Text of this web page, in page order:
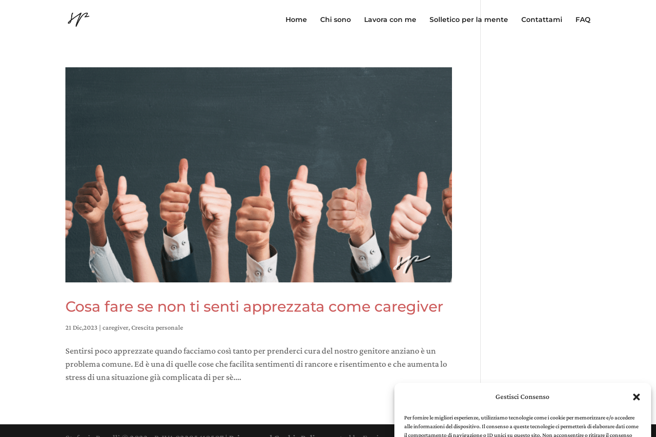
Gestisci Consenso
Per fornire le migliori esperienze, utilizziamo tecnologie come i cookie per memorizzare e/o accedere
alle informazioni del dispositivo. Il consenso a queste tecnologie ci permetterà di elaborare dati come
il comportamento di navigazione o ID unici su questo sito. Non acconsentire o ritirare il consenso
Home Chi sono Lavora con me Solletico per la mente Contattami FAQ
Cosa fare se non ti senti apprezzata come caregiver
21 Dic,2023 |caregiver,Crescita personale
Sentirsi poco apprezzate quando facciamo così tanto per prenderci cura del nostro genitore anziano è un
problema comune. Ed è una di quelle cose che facilita sentimenti di rancore e risentimento e che aumenta lo
stress di una situazione già complicata di per sè....